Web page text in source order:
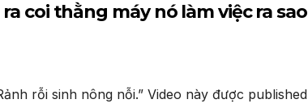
coi thằng máy nó làm việc ra sao
rỗi sinh nông nỗi.” Video này được published